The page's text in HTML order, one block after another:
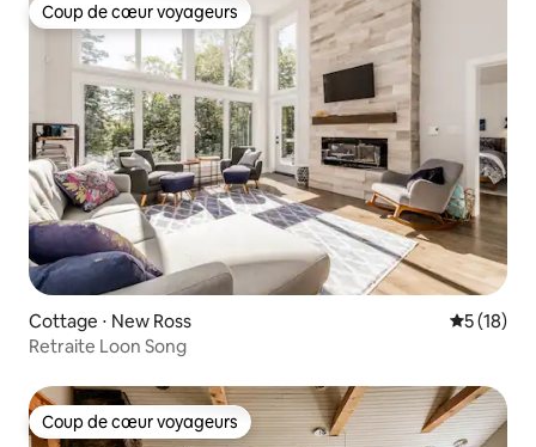
Coup de cœur voyageurs
Coup de cœur voyageurs
Cottage ⋅ New Ross
5 (18)
Retraite Loon Song
Coup de cœur voyageurs
Coup de cœur voyageurs